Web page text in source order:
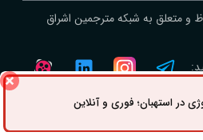
متعلق به شبکه مترجمین اشراق
در استهبان؛ فوری و آنلاینثبت سفارش